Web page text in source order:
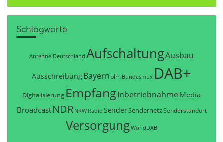
Schlagworte
Antenne Deutschland AufschaltungAusbau
AusschreibungBayern blm Bundesmux DAB+
Digitalisierung EmpfangInbetriebnahme Media
Broadcast NDR NRW Radio SenderSendernetzSenderstandort
VersorgungWorldDAB